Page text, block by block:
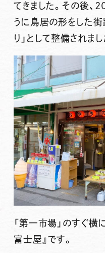
てきました。その後、
うに鳥居の形をした
り」として整備されまし
「第一市場」のすぐ横
富士屋』です。